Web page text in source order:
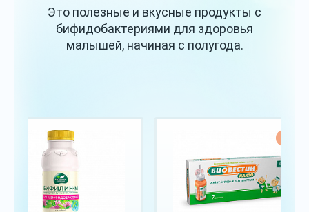
Это полезные и вкусные продукты с
бифидобактериями для здоровья
малышей, начиная с полугода.